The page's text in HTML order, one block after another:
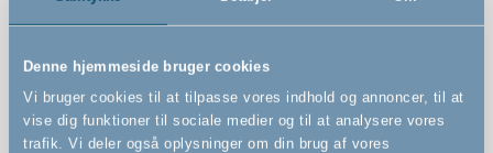
Denne hjemmeside bruger cookies
Vi bruger cookies til at tilpasse vores indhold og annoncer, til at
vise dig funktioner til sociale medier og til at analysere vores
trafik. Vi deler også oplysninger om din brug af vores